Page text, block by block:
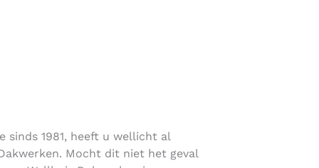
sinds 1981, heeft u wellicht al
Mocht dit niet het geval